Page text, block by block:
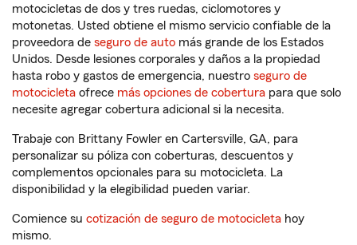
motocicletas de dos y tres ruedas, ciclomotores y
motonetas. Usted obtiene el mismo servicio confiable de la
proveedora de seguro de auto más grande de los Estados
Unidos. Desde lesiones corporales y daños a la propiedad
hasta robo y gastos de emergencia, nuestro seguro de
motocicleta ofrece más opciones de cobertura para que solo
necesite agregar cobertura adicional si la necesita.
Trabaje con Brittany Fowler en Cartersville, GA, para
personalizar su póliza con coberturas, descuentos y
complementos opcionales para su motocicleta. La
disponibilidad y la elegibilidad pueden variar.
Comience su cotización de seguro de motocicleta hoy
mismo.